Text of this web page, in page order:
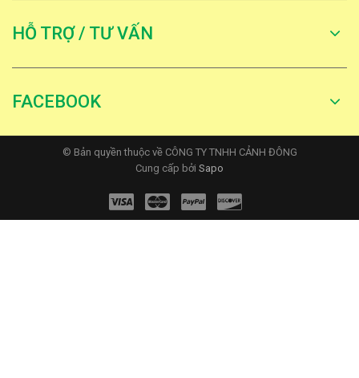
HỖ TRỢ / TƯ VẤN
FACEBOOK
© Bản quyền thuộc về CÔNG TY TNHH CẢNH ĐÔNG
Cung cấp bởi Sapo